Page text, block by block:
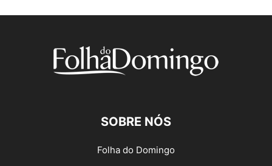
SOBRE NÓS
Folha do Domingo